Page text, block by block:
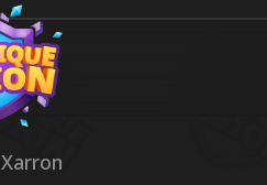
Xarron